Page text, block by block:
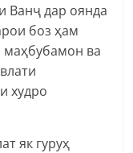
Ванҷ дар оянда
боз ҳам
маҳбубамон ва
худро
як гуруҳ